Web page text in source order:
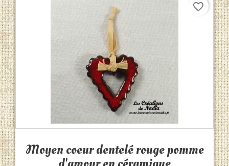
Moyen coeur dentelé rouge pomme
favorite_border